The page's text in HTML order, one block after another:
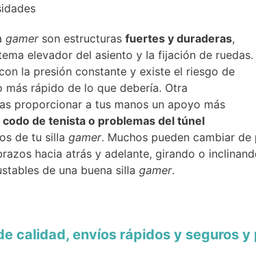
gamerson estructuras fuertes y duraderas,
elevador del asiento y la fijación de ruedas.
la presión constante y existe el riesgo de
rápido de lo que debería. Otra
proporcionar a tus manos un apoyo más
de tenista o problemas del túnel
de tu silla gamer. Muchos pueden cambiar
hacia atrás y adelante, girando o
de una buena silla gamer.
calidad, envíos rápidos y seguros